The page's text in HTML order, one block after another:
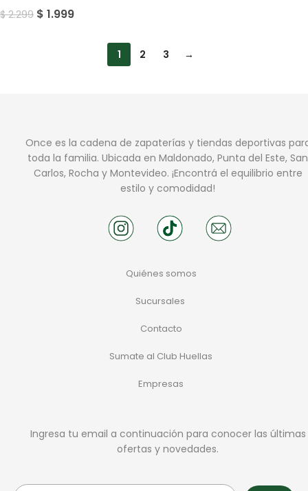
$2.299 $ 1.999
1 2 3 →
Once es la cadena de zapaterías y tiendas deportivas
toda la familia. Ubicada en Maldonado, Punta del Este, San
Carlos, Rocha y Montevideo. ¡Encontrá el equilibrio entre
estilo y comodidad!
Quiénes somos
Sucursales
Contacto
Sumate al Club Huellas
Empresas
Ingresa tu email a continuación para conocer las últimas
ofertas y novedades.